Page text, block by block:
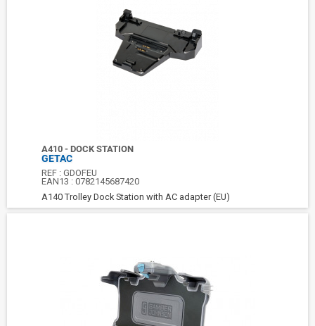
A410 - DOCK STATION
GETAC
REF :GDOFEU
EAN13 :0782145687420
A140 Trolley Dock Station with AC adapter (EU)